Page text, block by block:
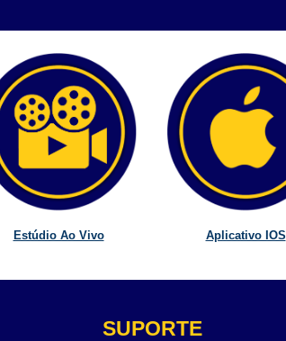
Estúdio Ao Vivo Aplicativo IOS
SUPORTE